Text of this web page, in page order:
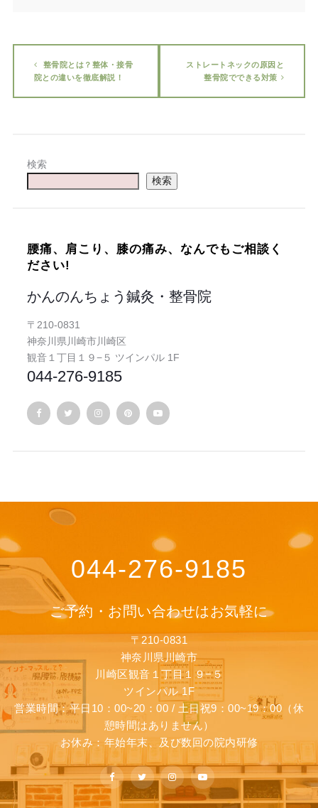
整骨院とは？整体・接骨
院との違いを徹底解説！
ストレートネックの原因と
整骨院でできる対策
検索
検索
腰痛、肩こり、膝の痛み、なんでもご相談く
ださい!
かんのんちょう鍼灸・整骨院
〒210-0831
神奈川県川崎市川崎区
観音１丁目１９−５ ツインパル 1F
044-276-9185
044-276-9185
ご予約・お問い合わせはお気軽に
〒210-0831
神奈川県川崎市
川崎区観音１丁目１９−５
ツインパル 1F
営業時間：平日10：00~20：00 / 土日祝9：00~19：00（休
憩時間はありません）
お休み：年始年末、及び数回の院内研修